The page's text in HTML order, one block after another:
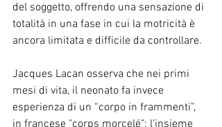
del soggetto, offrendo una sensazione di
totalità in una fase in cui la motricità è
ancora limitata e difficile da controllare.
Jacques Lacan osserva che nei primi
mesi di vita, il neonato fa invece
esperienza di un “corpo in frammenti”,
in francese "corps morcelé": l’insieme